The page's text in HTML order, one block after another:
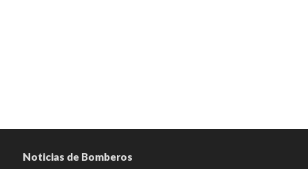
Noticias de Bomberos